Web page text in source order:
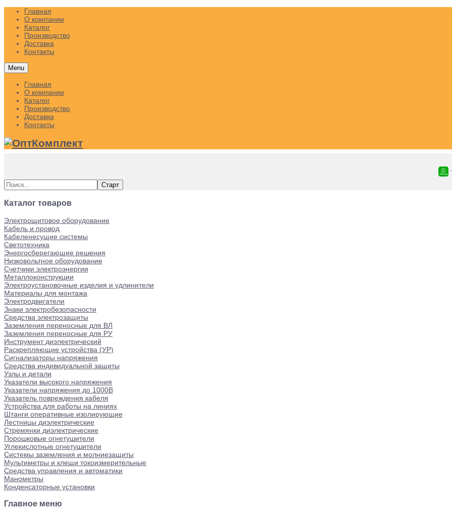
Главная
О компании
Каталог
Производство
Доставка
Контакты
Menu
Главная
О компании
Каталог
Производство
Доставка
Контакты
Каталог товаров
Электрощитовое оборудование
Кабель и провод
Кабеленесущие системы
Светотехника
Энергосберегающие решения
Низковольтное оборудование
Счетчики электроэнергии
Металлоконструкции
Электроустановочные изделия и удлинители
Материалы для монтажа
Электродвигатели
Знаки электробезопасности
Средства электрозащиты
Заземления переносные для ВЛ
Заземления переносные для РУ
Инструмент диэлектрический
Раскрепляющие устройства (УР)
Сигнализаторы напряжения
Средства индивидуальной защиты
Узлы и детали
Указатели высокого напряжения
Указатели напряжения до 1000В
Указатель повреждения кабеля
Устройства для работы на линиях
Штанги оперативные изолирующие
Лестницы диэлектрические
Стремянки диэлектрические
Порошковые огнетушители
Углекислотные огнетушители
Системы заземления и молниезащиты
Мультиметры и клещи токоизмерительные
Средства управления и автоматики
Манометры
Конденсаторные установки
Главное меню